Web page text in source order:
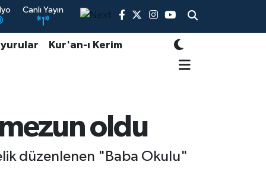
Canlı Yayın
Kur'an-ı Kerim
oldu
düzenlenen "Baba Okulu"